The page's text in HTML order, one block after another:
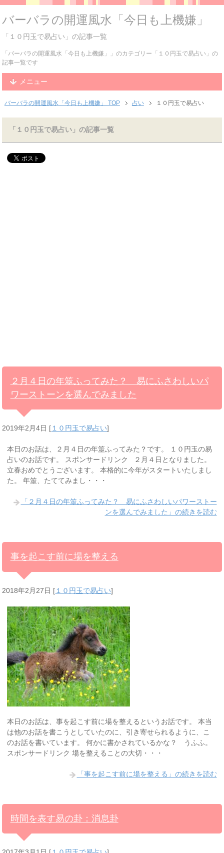
バーバラの開運風水「今日も上機嫌」
「１０円玉で易占い」の記事一覧
「バーバラの開運風水「今日も上機嫌」」のカテゴリー「１０円玉で易占い」の
記事一覧です
メニュー
バーバラの開運風水「今日も上機嫌」 TOP 占い １０円玉で易占い
「１０円玉で易占い」の記事一覧
２月４日の年筮ふってみた？ 易にふさわしいパ
ワーストーンを選んでみました
2019年2月4日 [１０円玉で易占い]
本日のお話は、２月４日の年筮ふってみた？です。 １０円玉の易
占いのお話です。 スポンサードリンク ２月４日となりました。
立春おめでとうございます。 本格的に今年がスタートいたしまし
た。 年筮、たててみまし・・・
「２月４日の年筮ふってみた？ 易にふさわしいパワーストー
ンを選んでみました」の続きを読む
事を起こす前に場を整える
2018年2月27日 [ １０円玉で易占い]
本日のお話は、事を起こす前に場を整えるというお話です。 本当
は他のお話を書こうとしていたのに、引き寄せられるように、こ
のお話を書いています。 何かに書かされているかな？ うふふ。
スポンサードリンク 場を整えることの大切・・・
「事を起こす前に場を整える」の続きを読む
時間を表す易の卦：消息卦